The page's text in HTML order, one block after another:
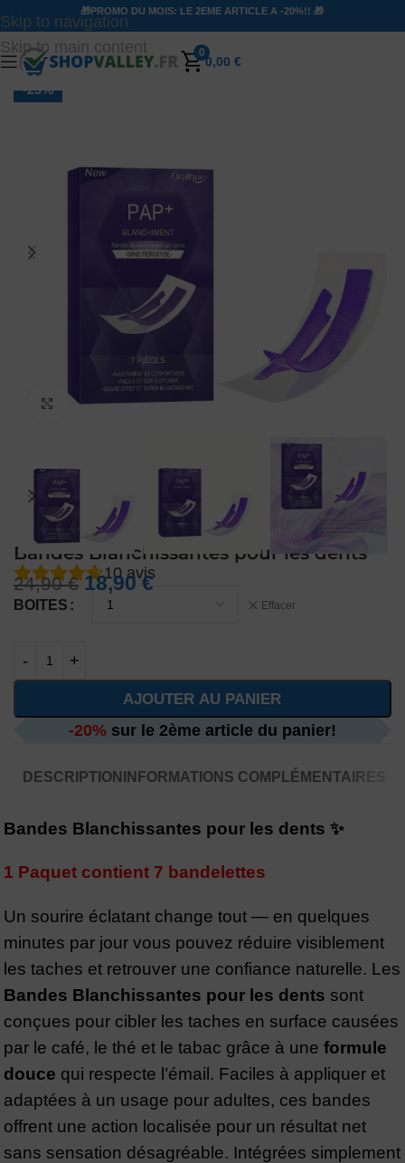
Skip to navigation
Skip to main content
🎁PROMO DU MOIS: LE 2EME ARTICLE A -20%!! 🎁
0
0,00 €
-29%
Agrandir
Bandes Blanchissantes pour les dents
10avis
24,90€ 18,90€
BOITES Effacer
AJOUTER AU PANIER
-20% sur le 2ème article du panier!
DESCRIPTION INFORMATIONS COMPLÉMENTAIRES
Bandes Blanchissantes pour les dents ✨
1 Paquet contient 7 bandelettes
Un sourire éclatant change tout — en quelques
minutes par jour vous pouvez réduire visiblement
les taches et retrouver une confiance naturelle. Les
Bandes Blanchissantes pour les dents sont
conçues pour cibler les taches en surface causées
par le café, le thé et le tabac grâce à une formule
douce qui respecte l’émail. Faciles à appliquer et
adaptées à un usage pour adultes, ces bandes
offrent une action localisée pour un résultat net
sans sensation désagréable. Intégrées simplement